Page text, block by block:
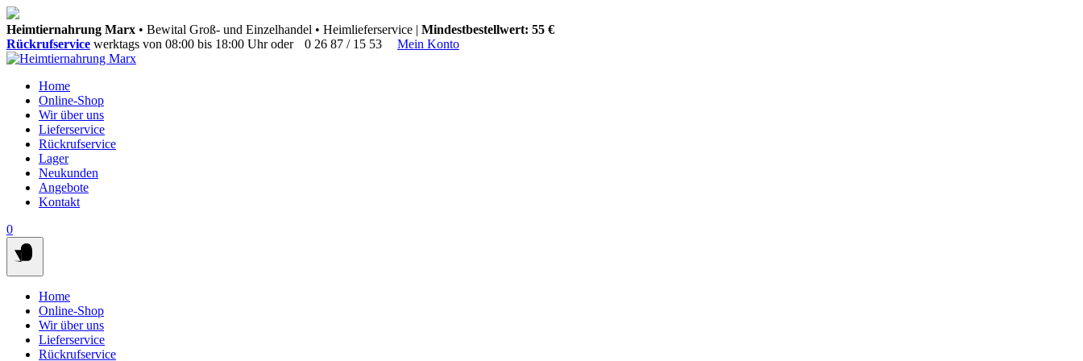
Springen
Sie
zum
Heimtiernahrung Marx • Bewital Groß- und Einzelhandel • Heimlieferservice | Mindestbestellwert: 55 €
Rückrufservice werktags von 08:00 bis 18:00 Uhr oder 0 26 87 / 15 53 Mein Konto
Home
Online-Shop
Wir über uns
Lieferservice
Rückrufservice
Lager
Neukunden
Angebote
Kontakt
0
Home
Online-Shop
Wir über uns
Lieferservice
Rückrufservice